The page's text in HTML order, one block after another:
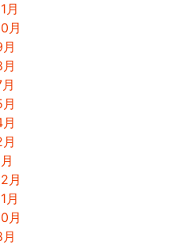
月
月
月
月
月